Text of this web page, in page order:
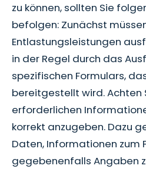
zu können, sollten Sie
befolgen: Zunächst
Entlastungsleistungen
in der Regel durch das
spezifischen Formulars,
bereitgestellt wird. Achten
erforderlichen
korrekt anzugeben. Dazu
Daten, Informationen zum
gegebenenfalls Angaben